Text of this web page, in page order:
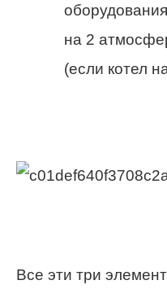
на 2
(если котел
Все эти три